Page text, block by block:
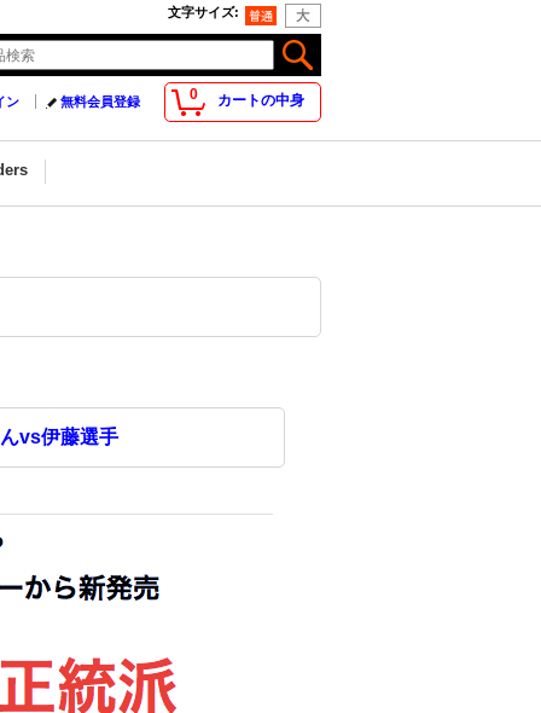
文字サイズ:
0 カートの中身
ン 無料会員登録
vs伊藤選手